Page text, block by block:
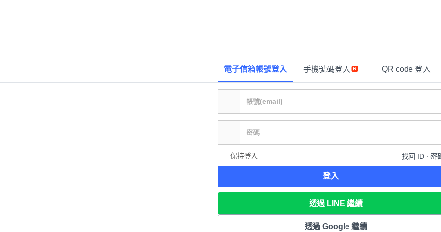
電子信箱帳號登入 手機號碼登入 QR code 登入
保持登入 找回 ID ∙ 密
登入
透過 LINE 繼續
透過 Google 繼續